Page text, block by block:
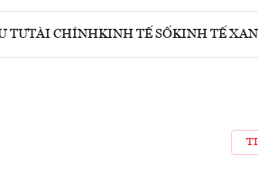
TƯTÀI CHÍNHKINH TẾ SỐKINH TẾ